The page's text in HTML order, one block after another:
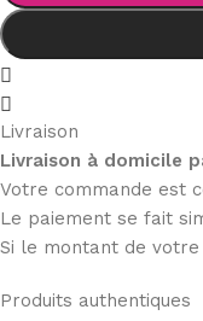
Livraison
Livraison à domicile
Votre commande est
Le paiement se fait
Si le montant de
Produits authentiques